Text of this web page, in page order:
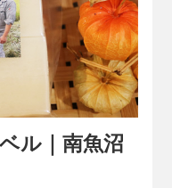
ル｜南魚沼